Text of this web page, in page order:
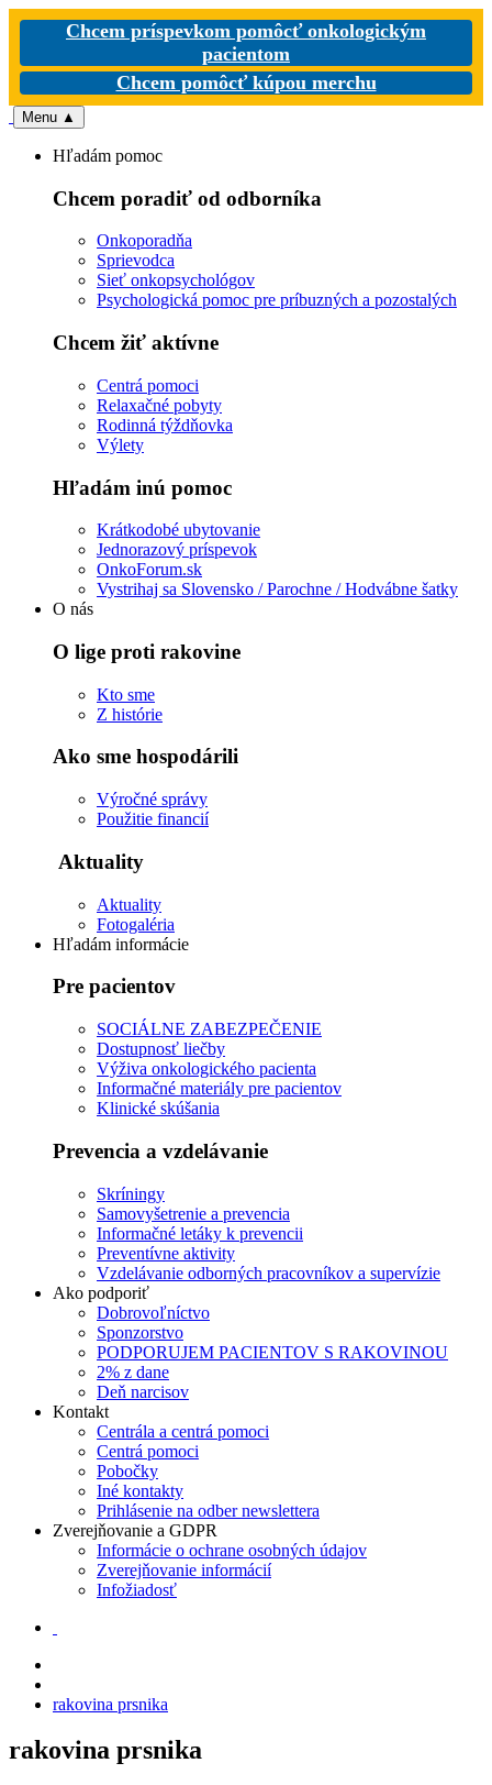
Chcem príspevkom pomôcť onkologickým
pacientom
Chcem pomôcť kúpou merchu
Menu ▲
Hľadám pomoc
Chcem poradiť od odborníka
Onkoporadňa
Sprievodca
Sieť onkopsychológov
Psychologická pomoc pre príbuzných a pozostalých
Chcem žiť aktívne
Centrá pomoci
Relaxačné pobyty
Rodinná týždňovka
Výlety
Hľadám inú pomoc
Krátkodobé ubytovanie
Jednorazový príspevok
OnkoForum.sk
Vystrihaj sa Slovensko / Parochne / Hodvábne šatky
O nás
O lige proti rakovine
Kto sme
Z histórie
Ako sme hospodárili
Výročné správy
Použitie financií
Aktuality
Aktuality
Fotogaléria
Hľadám informácie
Pre pacientov
SOCIÁLNE ZABEZPEČENIE
Dostupnosť liečby
Výživa onkologického pacienta
Informačné materiály pre pacientov
Klinické skúšania
Prevencia a vzdelávanie
Skríningy
Samovyšetrenie a prevencia
Informačné letáky k prevencii
Preventívne aktivity
Vzdelávanie odborných pracovníkov a supervízie
Ako podporiť
Dobrovoľníctvo
Sponzorstvo
PODPORUJEM PACIENTOV S RAKOVINOU
2% z dane
Deň narcisov
Kontakt
Centrála a centrá pomoci
Centrá pomoci
Pobočky
Iné kontakty
Prihlásenie na odber newslettera
Zverejňovanie a GDPR
Informácie o ochrane osobných údajov
Zverejňovanie informácií
Infožiadosť
rakovina prsnika
rakovina prsnika